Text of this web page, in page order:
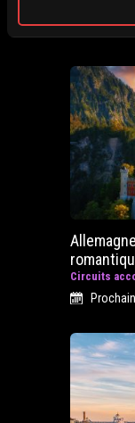
2026
Circuits